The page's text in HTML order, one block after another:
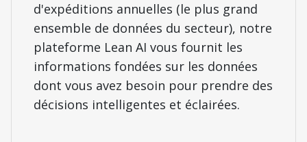
d'expéditions annuelles (le plus grand
ensemble de données du secteur), notre
plateforme Lean AI vous fournit les
informations fondées sur les données
dont vous avez besoin pour prendre des
décisions intelligentes et éclairées.